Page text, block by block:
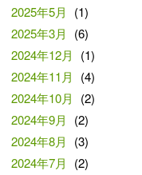
2025年5月
(1)
2025年3月
(6)
2024年12月
(1)
2024年11月
(4)
2024年10月
(2)
2024年9月
(2)
2024年8月
(3)
2024年7月
(2)